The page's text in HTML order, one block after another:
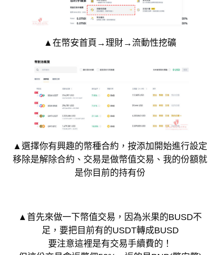
▲在幣安首頁→理財→流動性挖礦
▲選擇你有興趣的幣種合約，按添加開始進行設定
移除是解除合約、交易是做幣值交易、我的份額就
是你目前的持有份
▲首先來做一下幣值交易，因為米果的BUSD不
足，要把目前有的USDT轉成BUSD
要注意這裡是有交易手續費的！